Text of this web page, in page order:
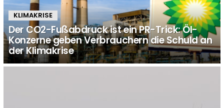
KLIMAKRISE
Der CO2-Fußabdruck ist ein PR-Trick: Öl-
Konzerne geben Verbrauchern die Schuld an
der Klimakrise